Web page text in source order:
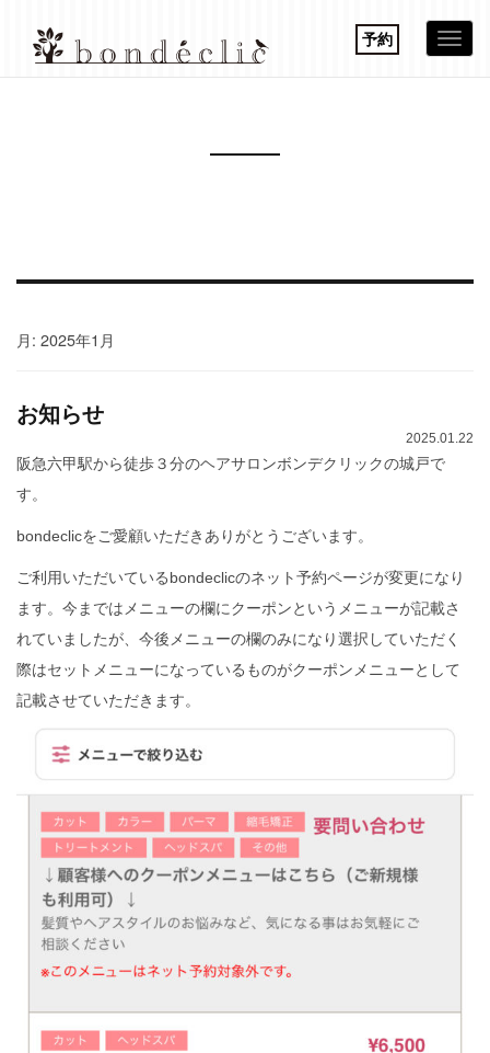
予約
月: 2025年1月
お知らせ
2025.01.22
阪急六甲駅から徒歩３分のヘアサロンボンデクリックの城戸で
す。
bondeclicをご愛顧いただきありがとうございます。
ご利用いただいているbondeclicのネット予約ページが変更になり
ます。今まではメニューの欄にクーポンというメニューが記載さ
れていましたが、今後メニューの欄のみになり選択していただく
際はセットメニューになっているものがクーポンメニューとして
記載させていただきます。